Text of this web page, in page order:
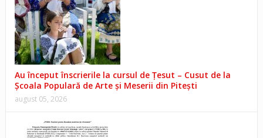
Au început înscrierile la cursul de Țesut – Cusut de la
Școala Populară de Arte și Meserii din Pitești
august 05, 2026